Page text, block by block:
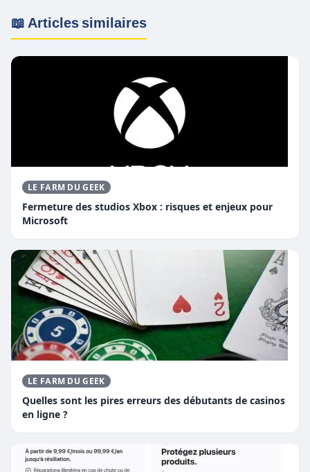
📖 Articles similaires
LE FARM DU GEEK
Fermeture des studios Xbox : risques et enjeux pour
Microsoft
LE FARM DU GEEK
Quelles sont les pires erreurs des débutants de casinos
en ligne ?